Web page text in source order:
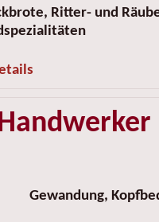
Ritter- und
Gewandung,